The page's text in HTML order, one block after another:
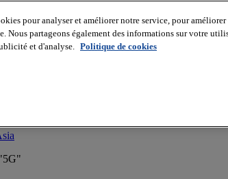
pour analyser et améliorer notre service, pour
Nous partageons également des informations sur votre
et d'analyse. Politique de cookies